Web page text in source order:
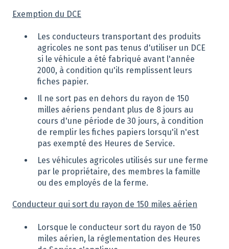
Exemption du DCE
Les conducteurs transportant des produits
agricoles ne sont pas tenus d'utiliser un DCE
si le véhicule a été fabriqué avant l'année
2000, à condition qu'ils remplissent leurs
fiches papier.
Il ne sort pas en dehors du rayon de 150
milles aériens pendant plus de 8 jours au
cours d'une période de 30 jours, à condition
de remplir les fiches papiers lorsqu'il n'est
pas exempté des Heures de Service.
Les véhicules agricoles utilisés sur une ferme
par le propriétaire, des membres la famille
ou des employés de la ferme.
Conducteur qui sort du rayon de 150 miles aérien
Lorsque le conducteur sort du rayon de 150
miles aérien, la réglementation des Heures